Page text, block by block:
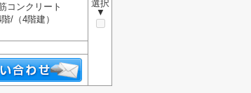
選択
▼
コンクリート
/（4階建）